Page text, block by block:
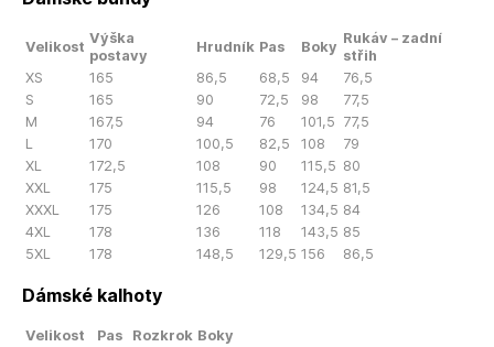
Velikost
Výška
postavy
Hrudník Pas Boky
Rukáv – zadní
střih
XS
165 86,5 68,5 94
76,5
S
165 90 72,5 98
77,5
M
167,5 94 76 101,5 77,5
L
170 100,5 82,5 108
79
XL
172,5 108 90 115,5 80
XXL
175 115,5 98 124,5 81,5
XXXL
175 126 108 134,5 84
4XL
178 136 118 143,5 85
5XL
178 148,5 129,5 156 86,5
Dámské kalhoty
Velikost Pas Rozkrok Boky